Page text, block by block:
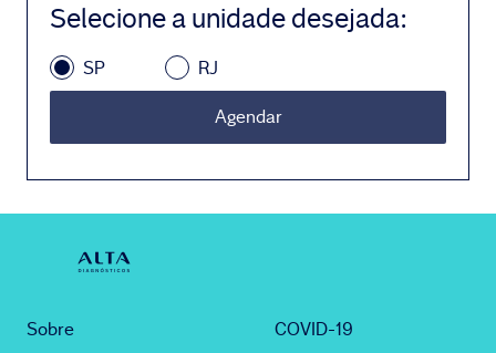
Selecione a unidade desejada:
SP RJ
Agendar
Sobre COVID-19